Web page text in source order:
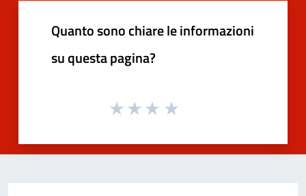
Quanto sono chiare le informazioni
su questa pagina?